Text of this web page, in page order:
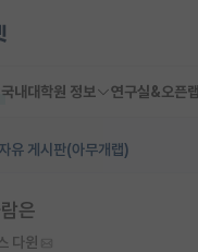
국내대학원 정보 연구실&오픈랩
자유 게시판(아무개랩)
은
다윈